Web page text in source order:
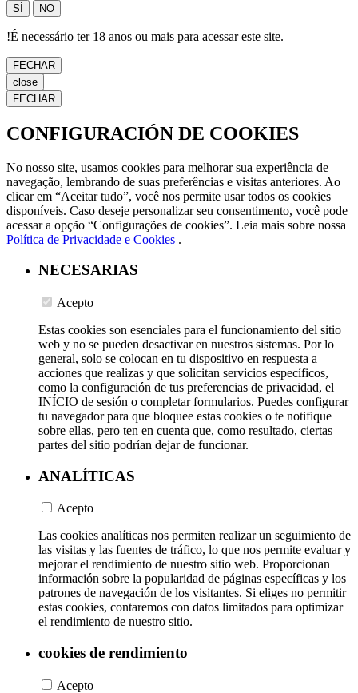
SÍ NO
!É necessário ter 18 anos ou mais para acessar este site.
FECHAR
close
FECHAR
CONFIGURACIÓN DE COOKIES
No nosso site, usamos cookies para melhorar sua experiência de
navegação, lembrando de suas preferências e visitas anteriores. Ao
clicar em “Aceitar tudo”, você nos permite usar todos os cookies
disponíveis. Caso deseje personalizar seu consentimento, você pode
acessar a opção “Configurações de cookies”. Leia mais sobre nossa
Política de Privacidade e Cookies .
NECESARIAS
Acepto
Estas cookies son esenciales para el funcionamiento del sitio
web y no se pueden desactivar en nuestros sistemas. Por lo
general, solo se colocan en tu dispositivo en respuesta a
acciones que realizas y que solicitan servicios específicos,
como la configuración de tus preferencias de privacidad, el
INÍCIO de sesión o completar formularios. Puedes configurar
tu navegador para que bloquee estas cookies o te notifique
sobre ellas, pero ten en cuenta que, como resultado, ciertas
partes del sitio podrían dejar de funcionar.
ANALÍTICAS
Acepto
Las cookies analíticas nos permiten realizar un seguimiento de
las visitas y las fuentes de tráfico, lo que nos permite evaluar y
mejorar el rendimiento de nuestro sitio web. Proporcionan
información sobre la popularidad de páginas específicas y los
patrones de navegación de los visitantes. Si eliges no permitir
estas cookies, contaremos con datos limitados para optimizar
el rendimiento de nuestro sitio.
cookies de rendimiento
Acepto